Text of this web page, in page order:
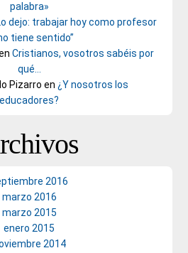
palabra»
dejo: trabajar hoy como profesor
tiene sentido”
Cristianos, vosotros sabéis por
qué…
Pizarro en ¿Y nosotros los
educadores?
2016
marzo 2016
marzo 2015
enero 2015
2014